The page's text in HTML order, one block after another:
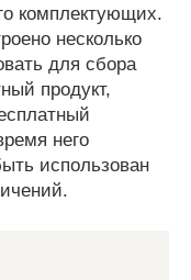
комплектующих.
несколько
для сбора
продукт,
него
использован